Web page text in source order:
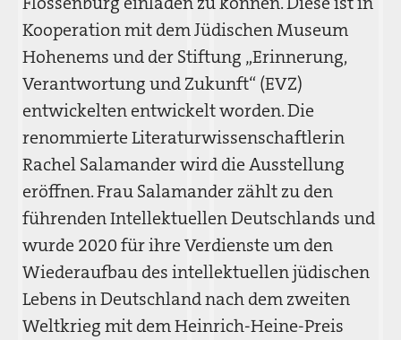
Kooperation mit dem Jüdischen Museum
Hohenems und der Stiftung „Erinnerung,
Verantwortung und Zukunft“ (EVZ)
entwickelten entwickelt worden. Die
renommierte Literaturwissenschaftlerin
Rachel Salamander wird die Ausstellung
eröffnen. Frau Salamander zählt zu den
führenden Intellektuellen Deutschlands und
wurde 2020 für ihre Verdienste um den
Wiederaufbau des intellektuellen jüdischen
Lebens in Deutschland nach dem zweiten
Weltkrieg mit dem Heinrich-Heine-Preis